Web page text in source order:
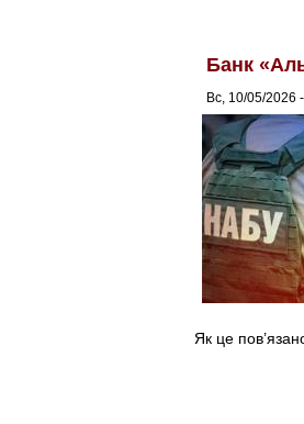
Банк
Вс, 10/05/2026
Як це